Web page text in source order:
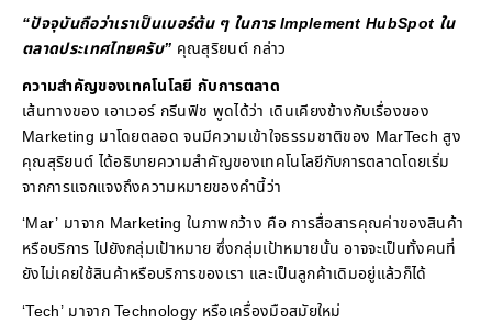
“ปัจจุบันถือว่าเราเป็นเบอร์ต้น ๆ ในการ Implement HubSpot ใน
ตลาดประเทศไทยครับ” คุณสุริยนต์ กล่าว
ความสำคัญของเทคโนโลยี กับการตลาด
เส้นทางของ เอาเวอร์ กรีนฟิช พูดได้ว่า เดินเคียงข้างกับเรื่องของ
Marketing มาโดยตลอด จนมีความเข้าใจธรรมชาติของ MarTech สูง
คุณสุริยนต์ ได้อธิบายความสำคัญของเทคโนโลยีกับการตลาดโดยเริ่ม
จากการแจกแจงถึงความหมายของคำนี้ว่า
‘Mar’ มาจาก Marketing ในภาพกว้าง คือ การสื่อสารคุณค่าของสินค้า
หรือบริการ ไปยังกลุ่มเป้าหมาย ซึ่งกลุ่มเป้าหมายนั้น อาจจะเป็นทั้งคนที่
ยังไม่เคยใช้สินค้าหรือบริการของเรา และเป็นลูกค้าเดิมอยู่แล้วก็ได้
‘Tech’ มาจาก Technology หรือเครื่องมือสมัยใหม่